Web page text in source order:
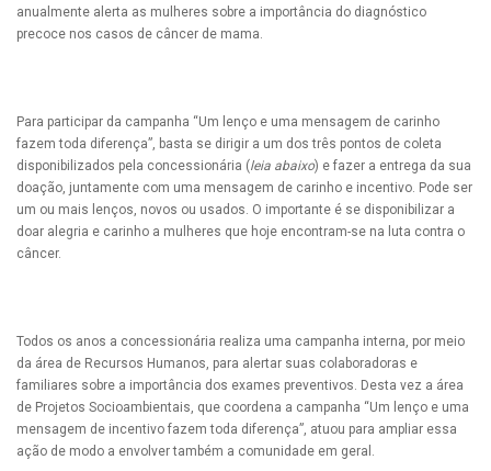
anualmente alerta as mulheres sobre a importância do diagnóstico
precoce nos casos de câncer de mama.
Para participar da campanha “Um lenço e uma mensagem de carinho
fazem toda diferença”, basta se dirigir a um dos três pontos de coleta
disponibilizados pela concessionária (leia abaixo) e fazer a entrega da sua
doação, juntamente com uma mensagem de carinho e incentivo. Pode ser
um ou mais lenços, novos ou usados. O importante é se disponibilizar a
doar alegria e carinho a mulheres que hoje encontram-se na luta contra o
câncer.
Todos os anos a concessionária realiza uma campanha interna, por meio
da área de Recursos Humanos, para alertar suas colaboradoras e
familiares sobre a importância dos exames preventivos. Desta vez a área
de Projetos Socioambientais, que coordena a campanha “Um lenço e uma
mensagem de incentivo fazem toda diferença”, atuou para ampliar essa
ação de modo a envolver também a comunidade em geral.